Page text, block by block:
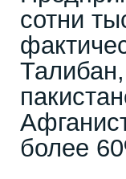
сотни
более